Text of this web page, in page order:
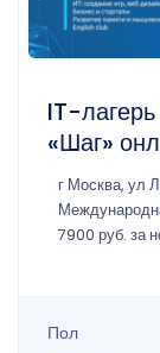
IT-
«Шаг»
г Москва, ул
7900 руб. за
Пол